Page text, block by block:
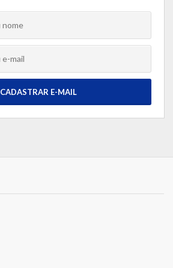
CADASTRAR E-MAIL